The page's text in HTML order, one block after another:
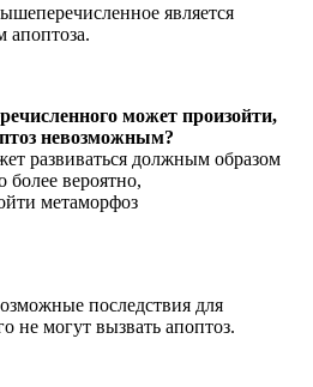
является
апоптоза.
может произойти,
невозможным?
развиваться должным образом
более вероятно,
метаморфоз
последствия для
не могут вызвать апоптоз.